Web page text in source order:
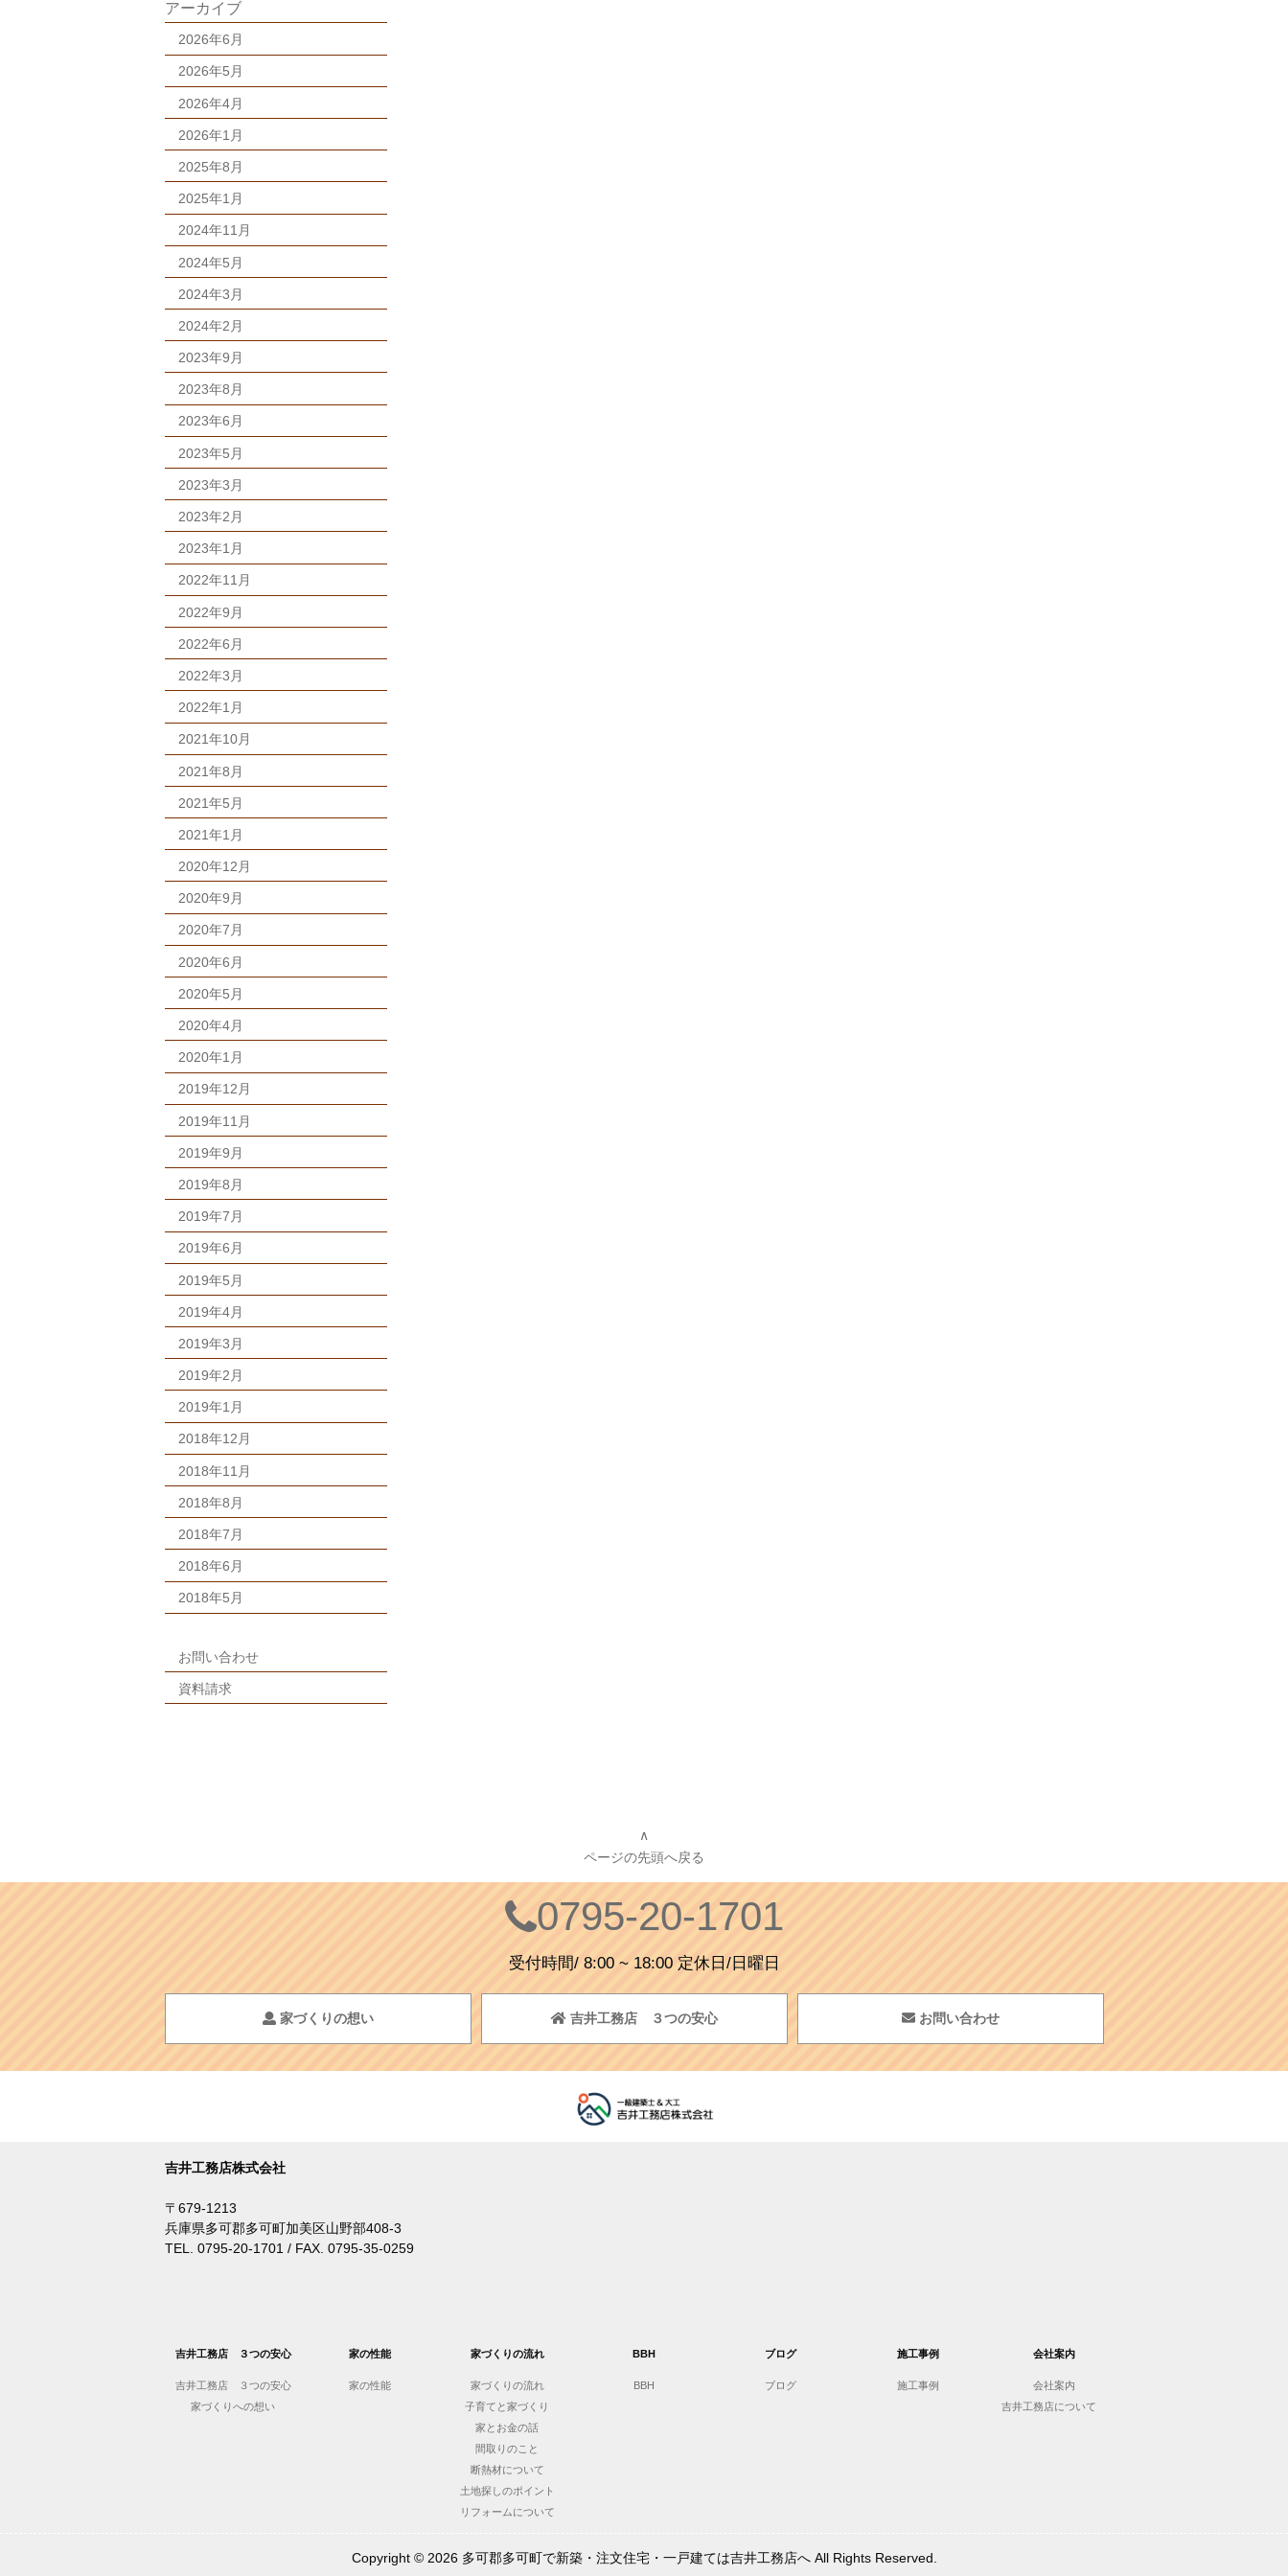
アーカイブ
2026年6月
2026年5月
2026年4月
2026年1月
2025年8月
2025年1月
2024年11月
2024年5月
2024年3月
2024年2月
2023年9月
2023年8月
2023年6月
2023年5月
2023年3月
2023年2月
2023年1月
2022年11月
2022年9月
2022年6月
2022年3月
2022年1月
2021年10月
2021年8月
2021年5月
2021年1月
2020年12月
2020年9月
2020年7月
2020年6月
2020年5月
2020年4月
2020年1月
2019年12月
2019年11月
2019年9月
2019年8月
2019年7月
2019年6月
2019年5月
2019年4月
2019年3月
2019年2月
2019年1月
2018年12月
2018年11月
2018年8月
2018年7月
2018年6月
2018年5月
お問い合わせ
資料請求
∧
ページの先頭へ戻る
0795-20-1701
受付時間/ 8:00 ~ 18:00 定休日/日曜日
家づくりの想い 吉井工務店 ３つの安心 お問い合わせ
吉井工務店株式会社
〒679-1213
兵庫県多可郡多可町加美区山野部408-3
TEL. 0795-20-1701 / FAX. 0795-35-0259
吉井工務店 ３つの安心
吉井工務店 ３つの安心
家づくりへの想い
家の性能
家の性能
家づくりの流れ
家づくりの流れ
子育てと家づくり
家とお金の話
間取りのこと
断熱材について
土地探しのポイント
リフォームについて
BBH
BBH
ブログ
ブログ
施工事例
施工事例
会社案内
会社案内
吉井工務店について
Copyright © 2026 多可郡多可町で新築・注文住宅・一戸建ては吉井工務店へ All Rights Reserved.